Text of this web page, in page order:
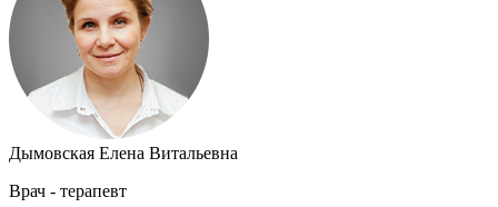
Дымовская Елена Витальевна
Врач - терапевт